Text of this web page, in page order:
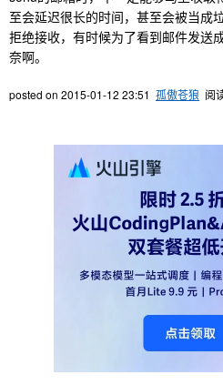
至会延迟很长的时间，甚至会被当成
拒绝接收，有时候为了看到邮件发送
奈啊。
posted on 2015-01-12 23:51 孤傲苍狼 阅